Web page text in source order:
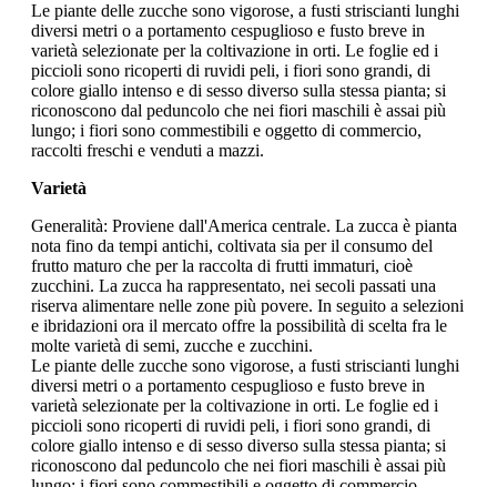
Le piante delle zucche sono vigorose, a fusti striscianti lunghi
diversi metri o a portamento cespuglioso e fusto breve in
varietà selezionate per la coltivazione in orti. Le foglie ed i
piccioli sono ricoperti di ruvidi peli, i fiori sono grandi, di
colore giallo intenso e di sesso diverso sulla stessa pianta; si
riconoscono dal peduncolo che nei fiori maschili è assai più
lungo; i fiori sono commestibili e oggetto di commercio,
raccolti freschi e venduti a mazzi.
Varietà
Generalità: Proviene dall'America centrale. La zucca è pianta
nota fino da tempi antichi, coltivata sia per il consumo del
frutto maturo che per la raccolta di frutti immaturi, cioè
zucchini. La zucca ha rappresentato, nei secoli passati una
riserva alimentare nelle zone più povere. In seguito a selezioni
e ibridazioni ora il mercato offre la possibilità di scelta fra le
molte varietà di semi, zucche e zucchini.
Le piante delle zucche sono vigorose, a fusti striscianti lunghi
diversi metri o a portamento cespuglioso e fusto breve in
varietà selezionate per la coltivazione in orti. Le foglie ed i
piccioli sono ricoperti di ruvidi peli, i fiori sono grandi, di
colore giallo intenso e di sesso diverso sulla stessa pianta; si
riconoscono dal peduncolo che nei fiori maschili è assai più